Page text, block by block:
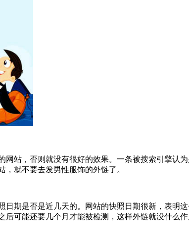
网站，否则就没有很好的效果。一条被搜索引擎认
就不要去发男性服饰的外链了。
日期是否是近几天的。网站的快照日期很新，表明
可能还要几个月才能被检测，这样外链就没什么作